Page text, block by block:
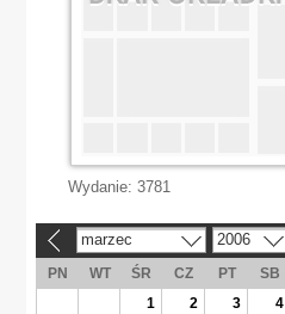
Wydanie: 3781
marzec 2006
PN WT ŚR CZ PT SB
1
2 3 4